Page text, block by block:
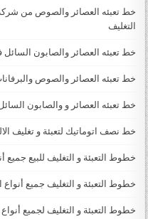
خط تعبئه العصائر والصوص من
التغليف
خط تعبئه العصائر والصابون
خط تعبئه العصائر والصوص
خط تعبئه العصائر و والصابون
خط نصف اتوماتيك لتعبئة و تغليف
خطوط التعبئة و التغليف للبيع جميع
خطوط التعبئة و التغليف جميع أنواع
خطوط التعبئة و التغليف لجميع